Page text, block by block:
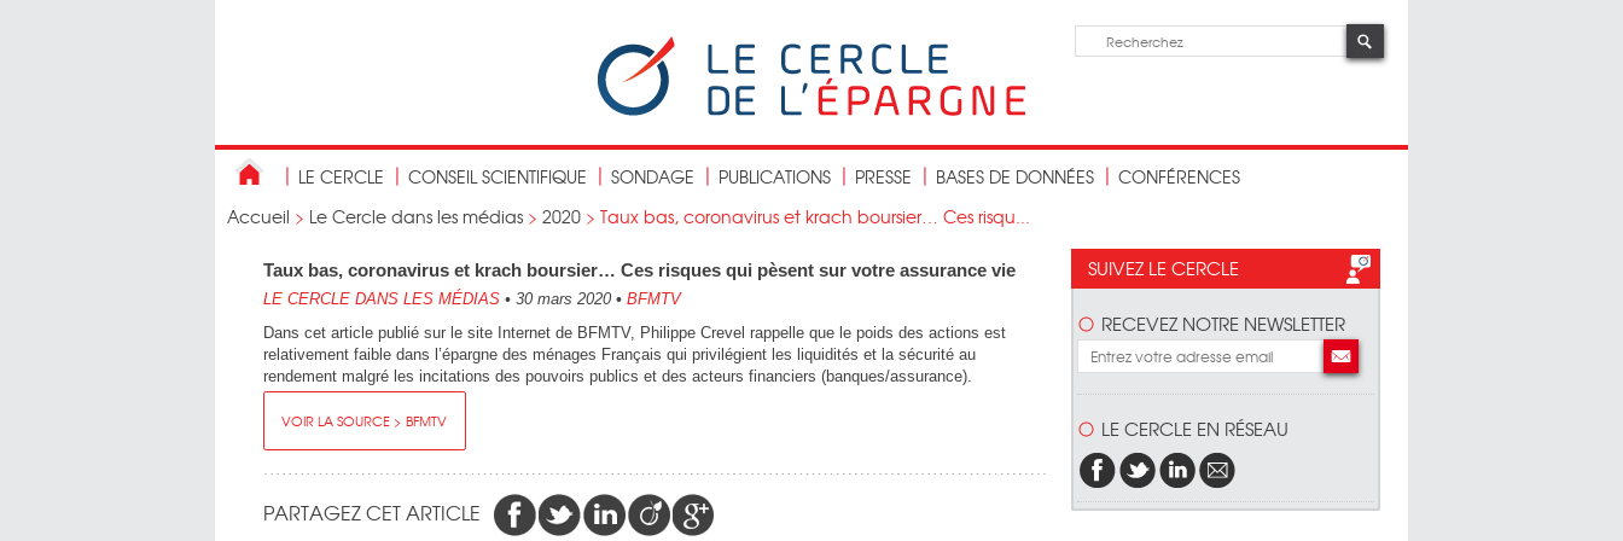
LE CERCLE CONSEIL SCIENTIFIQUE SONDAGE PUBLICATIONS PRESSE BASES DE DONNÉES
CONFÉRENCES
Accueil > Le Cercle dans les médias > 2020 > Taux bas, coronavirus et krach boursier… Ces risqu...
Taux bas, coronavirus et krach boursier… Ces risques qui pèsent sur votre assurance vie
LE CERCLE DANS LES MÉDIAS • 30 mars 2020 • BFMTV
Dans cet article publié sur le site Internet de BFMTV, Philippe Crevel rappelle que le poids des actions est
relativement faible dans l’épargne des ménages Français qui privilégient les liquidités et la sécurité au
rendement malgré les incitations des pouvoirs publics et des acteurs financiers (banques/assurance).
VOIR LA SOURCE > BFMTV
PARTAGEZ CET ARTICLE
SUIVEZ LE CERCLE
RECEVEZ NOTRE NEWSLETTER
LE CERCLE EN RÉSEAU